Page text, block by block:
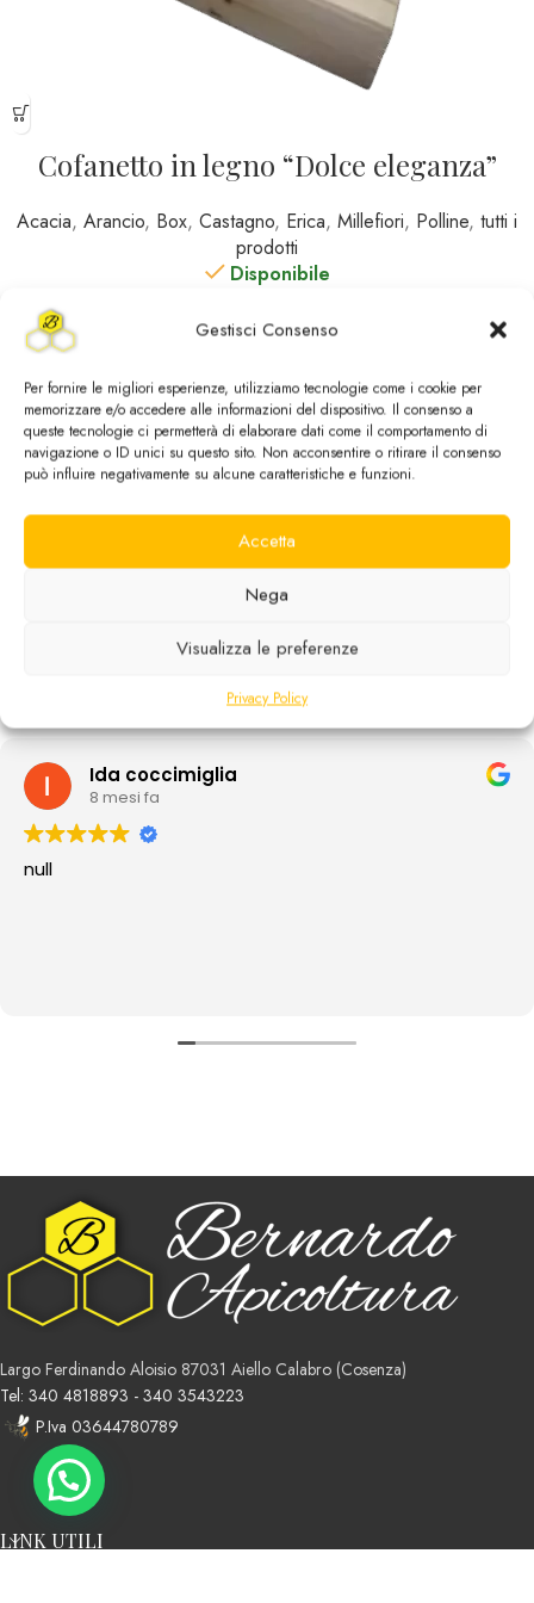
Gestisci Consenso
Per fornire le migliori esperienze, utilizziamo tecnologie come i cookie per
memorizzare e/o accedere alle informazioni del dispositivo. Il consenso a
queste tecnologie ci permetterà di elaborare dati come il comportamento di
navigazione o ID unici su questo sito. Non acconsentire o ritirare il consenso
può influire negativamente su alcune caratteristiche e funzioni.
Accetta
Nega
Visualizza le preferenze
Privacy Policy
Cofanetto in legno “Dolce eleganza”
Acacia, Arancio, Box, Castagno, Erica, Millefiori, Polline, tutti i
prodotti
Disponibile
49,90€
ECCELLENTE
Ida coccimiglia
8 mesi fa
null
Largo Ferdinando Aloisio 87031 Aiello Calabro (Cosenza)
Tel: 340 4818893 - 340 3543223
P.Iva 03644780789
LINK UTILI